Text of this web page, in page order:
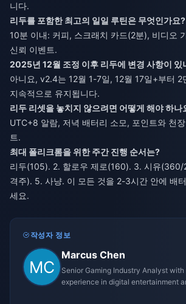
니다.
리두를 포함한 최고의 일일 루틴은 무엇인가요?
10분 이내: 커피, 스크래치 카드(2분), 비디오
신뢰 이벤트.
2025년 12월 조정 이후 리두에 변경 사항이 있
아니요, v2.4는 12월 1-7일, 12월 17일+부터 2
지속적으로 유지됩니다.
리두 리셋을 놓치지 않으려면 어떻게 해야 하나
UTC+8 알람, 저녁 배터리 소모, 포인트와 천
트.
최대 폴리크롬을 위한 주간 진행 순서는?
리두(105). 2. 할로우 제로(160). 3. 시유
격주). 5. 사냥. 이 모든 것을 2-3시간 안에 배
세요.
작성자 정보
Marcus Chen
Senior Gaming Industry Analyst
experience in digital entertainment